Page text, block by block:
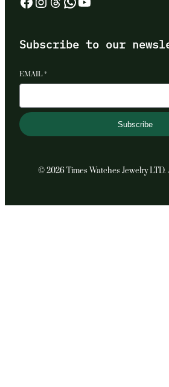
Subscribe to our
EMAIL*
Subscribe
© 2026 Times Watches Jewelry LTD.